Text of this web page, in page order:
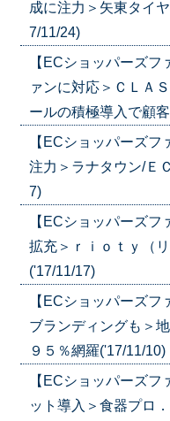
成に注力＞矢東タイ
7/11/24)
【ECショッパーズ
ァンに対応＞ＣＬＡ
ールの積極導入で顧
【ECショッパーズ
注力＞ラナタウン/Ｅ
7)
【ECショッパーズ
拡充＞ｒｉｏｔｙ（
('17/11/17)
【ECショッパーズ
ブランディングも＞
９５％網羅('17/11/10)
【ECショッパーズ
ット導入＞食器プロ